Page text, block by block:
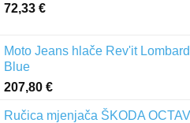
72,33 €
Moto Jeans hlače Rev'it Lombard
Blue
207,80 €
Ručica mjenjača ŠKODA